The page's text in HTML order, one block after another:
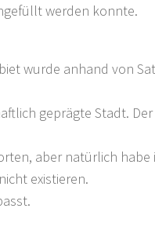
werden konnte.
wurde anhand von
geprägte Stadt.
aber natürlich habe
existieren.